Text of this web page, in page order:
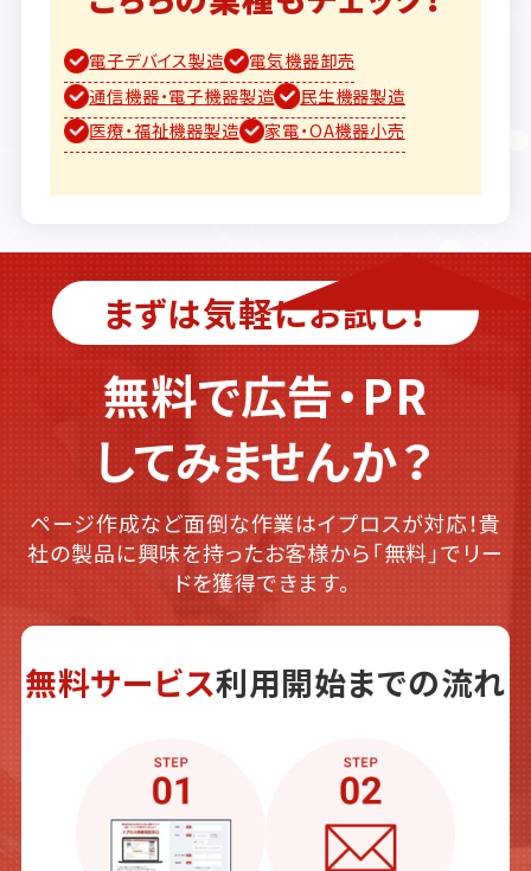
電子デバイス製造
電気機器卸売
通信機器・電子機器製造
民生機器製造
医療・福祉機器製造
家電・OA機器小売
まずは気軽にお試し！
無料で広告・PR
してみませんか？
ページ作成など面倒な作業はイプロスが対応！貴
社の製品に興味を持ったお客様から「無料」でリー
ドを獲得できます。
無料サービス利用開始までの流れ